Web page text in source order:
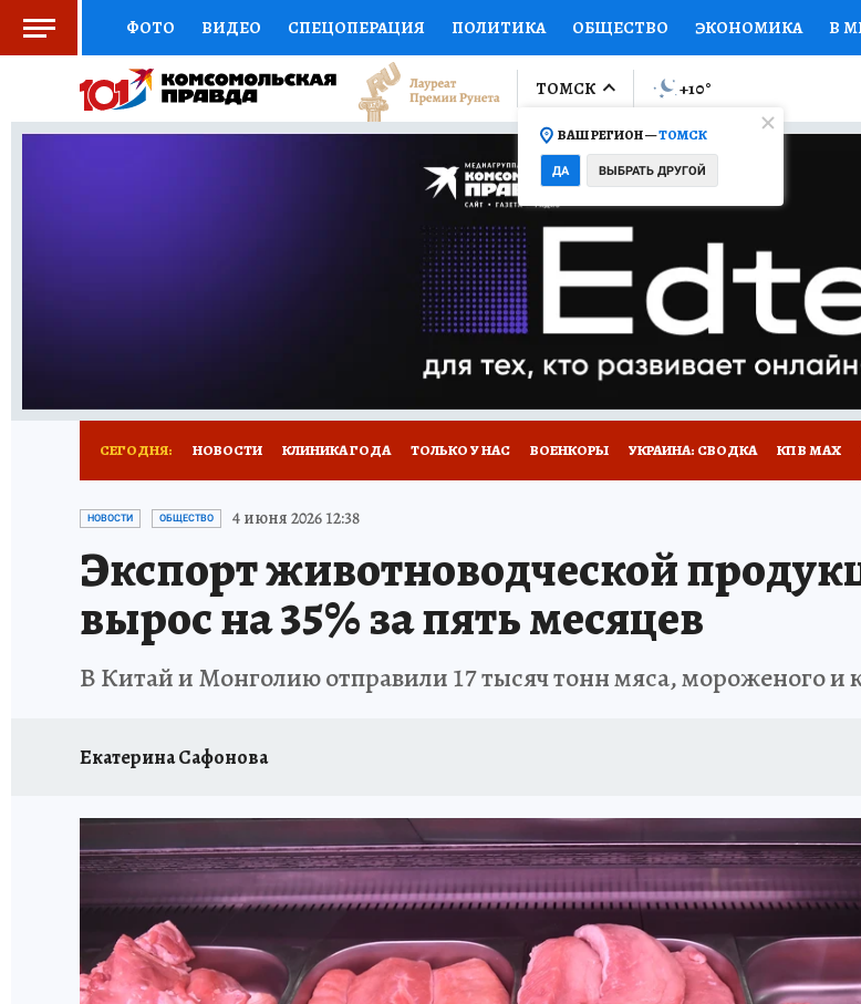
ФОТО ВИДЕО СПЕЦОПЕРАЦИЯ ПОЛИТИКА ОБЩЕСТВО ЭКОНОМИКА В
СОЦПОДДЕРЖКА НАУКА СПОРТ КОЛУМНИСТЫ ПРОИСШЕСТВИЯ
ВЫБОР ЭКСПЕРТОВ ДОКТОР ФИНАНСЫ ОТКРЫВАЕМ МИР Я ЗНАЮ СЕМЬЯ
ПРОГНОЗЫ НА СПОРТ ПРОМОКОДЫ СЕРИАЛЫ
ТЕЛЕВИЗОР КОЛЛЕКЦИИ КОНКУРСЫ
НОВОЕ НА САЙТЕ
ТОМСК
ВАШ РЕГИОН —ТОМСК
ДА ВЫБРАТЬ ДРУГОЙ
+10°
СЕГОДНЯ: НОВОСТИ КЛИНИКА ГОДА ТОЛЬКО У НАС ВОЕНКОРЫ УКРАИНА: СВОДКА КП В МАХ
ПРОИСШЕСТВИЯ АФИША
НОВОСТИ ОБЩЕСТВО 4 июня 2026 12:38
Экспорт животноводческой
вырос на 35% за пять месяцев
В Китай и Монголию отправили 17 тысяч тонн мяса, мороженого и
Екатерина Сафонова